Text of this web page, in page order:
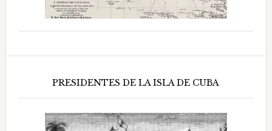
PRESIDENTES DE LA ISLA DE CUBA